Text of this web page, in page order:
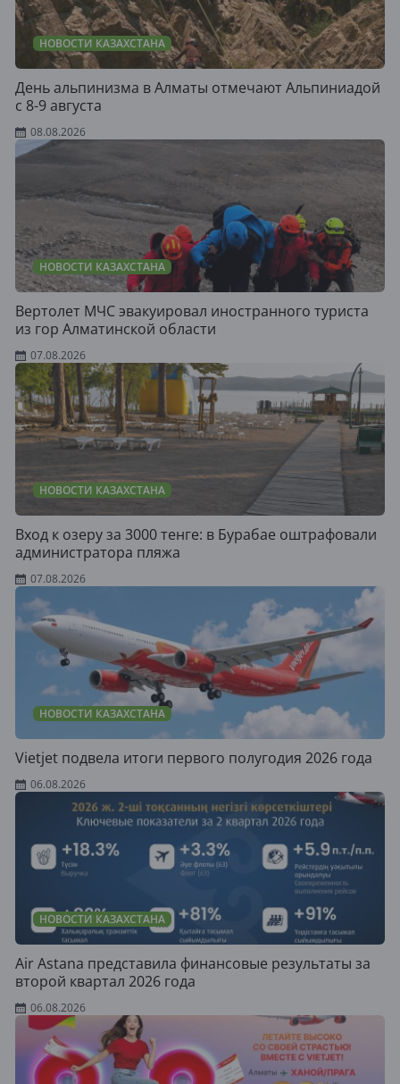
НОВОСТИ КАЗАХСТАНА
День альпинизма в Алматы отмечают Альпиниадой
с 8-9 августа
08.08.2026
НОВОСТИ КАЗАХСТАНА
Вертолет МЧС эвакуировал иностранного туриста
из гор Алматинской области
07.08.2026
НОВОСТИ КАЗАХСТАНА
Вход к озеру за 3000 тенге: в Бурабае оштрафовали
администратора пляжа
07.08.2026
НОВОСТИ КАЗАХСТАНА
Vietjet подвела итоги первого полугодия 2026 года
06.08.2026
НОВОСТИ КАЗАХСТАНА
Air Astana представила финансовые результаты за
второй квартал 2026 года
06.08.2026